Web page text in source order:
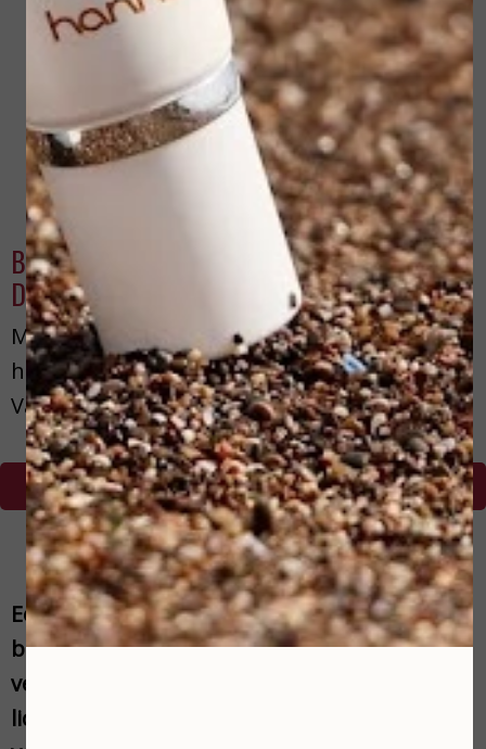
Bij La Vita Skincare Schoonheidssalon
Varsseveld werken we uitsluitend met de
producten van hannah voor het beste
resultaat.
BEN JE GEÏNTERESSEERD GERAAKT IN ONZE
DIENSTEN & PRODUCTEN?
Maak dan nu een afspraak voor een gratis
huidadvies bij onze schoonheidssalon
Varsseveld!
NEEM CONTACT OP!
Eerst kijken wij welke behandeling het beste
bij uw huidtype past. Wij bieden
verschillende gezichtsbehandelingen en
lichaamsbehandelingen om uw huid te